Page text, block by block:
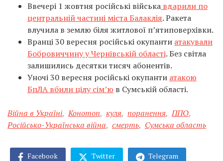
Ввечері 1 жовтня російські війська вдарили по
центральній частині міста Балаклія. Ракета
влучила в землю біля житлової п’ятиповерхівки.
Вранці 30 вересня російські окупанти атакували
Бобровиччину у Чернівській області. Без світла
залишились десятки тисяч абонентів.
Уночі 30 вересня російські окупанти атакою
БпЛА вбили цілу сім’ю в Сумській області.
Війна в Україні, Конотоп, куля, поранення, ППО,
Російсько-Українська війна, смерть, Сумська область
Facebook Twitter Telegram